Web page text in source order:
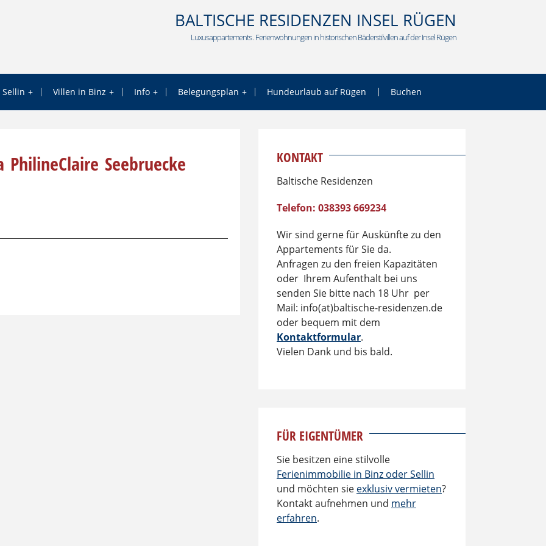
BALTISCHE RESIDENZEN INSEL RÜGEN
Luxusappartements . Ferienwohnungen in historischen Bäderstilvillen auf der Insel Rügen
Villen in Binz Info Belegungsplan Hundeurlaub auf Rügen Buchen
KONTAKT
Baltische Residenzen
Telefon: 038393 669234
Wir sind gerne für Auskünfte zu den
Appartements für Sie da.
Anfragen zu den freien Kapazitäten
oder Ihrem Aufenthalt bei uns
senden Sie bitte nach 18 Uhr per
Mail: info(at)baltische-residenzen.de
oder bequem mit dem
Kontaktformular.
Vielen Dank und bis bald.
FÜR EIGENTÜMER
Sie besitzen eine stilvolle
Ferienimmobilie in Binz oder Sellin
und möchten sie exklusiv vermieten?
Kontakt aufnehmen und mehr
erfahren.